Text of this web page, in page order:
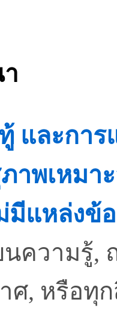
และกา
าพเหมา
มีแหล่งข้
นความรู้
ศ, หรือทุ